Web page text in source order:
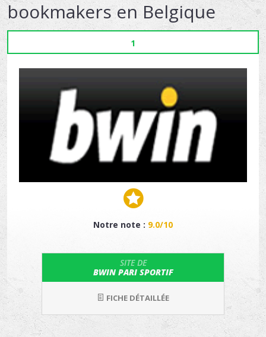
bookmakers en Belgique
1
Notre note : 9.0/10
SITE DE
BWIN PARI SPORTIF
FICHE DÉTAILLÉE